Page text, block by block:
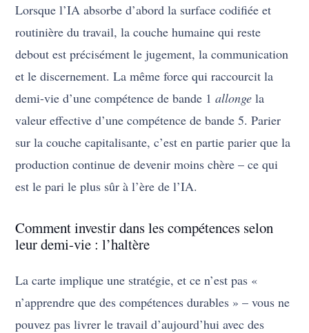
Lorsque l’IA absorbe d’abord la surface codifiée et
routinière du travail, la couche humaine qui reste
debout est précisément le jugement, la communication
et le discernement. La même force qui raccourcit la
demi-vie d’une compétence de bande 1allonge la
valeur effective d’une compétence de bande 5. Parier
sur la couche capitalisante, c’est en partie parier que la
production continue de devenir moins chère – ce qui
est le pari le plus sûr à l’ère de l’IA.
Comment investir dans les compétences selon
leur demi-vie : l’haltère
La carte implique une stratégie, et ce n’est pas «
n’apprendre que des compétences durables » – vous ne
pouvez pas livrer le travail d’aujourd’hui avec des